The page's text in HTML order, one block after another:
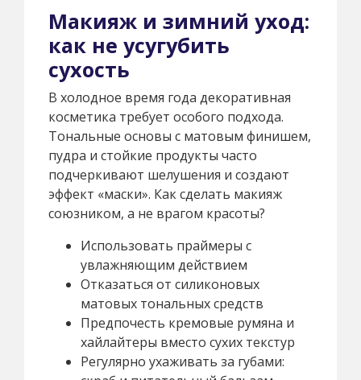
Макияж и зимний уход:
как не усугубить
сухость
В холодное время года декоративная
косметика требует особого подхода.
Тональные основы с матовым финишем,
пудра и стойкие продукты часто
подчеркивают шелушения и создают
эффект «маски». Как сделать макияж
союзником, а не врагом красоты?
Использовать праймеры с
увлажняющим действием
Отказаться от силиконовых
матовых тональных средств
Предпочесть кремовые румяна и
хайлайтеры вместо сухих текстур
Регулярно ухаживать за губами: